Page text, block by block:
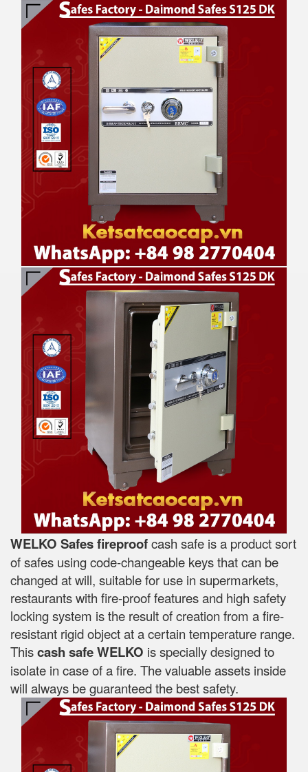
WELKO Safes fireproofcash safe is a product sort
of safes using code-changeable keys that can be
changed at will, suitable for use in supermarkets,
restaurants with fire-proof features and high safety
locking system is the result of creation from a fire-
resistant rigid object at a certain temperature range.
Thiscash safe WELKO is specially designed to
isolate in case of a fire. The valuable assets inside
will always be guaranteed the best safety.